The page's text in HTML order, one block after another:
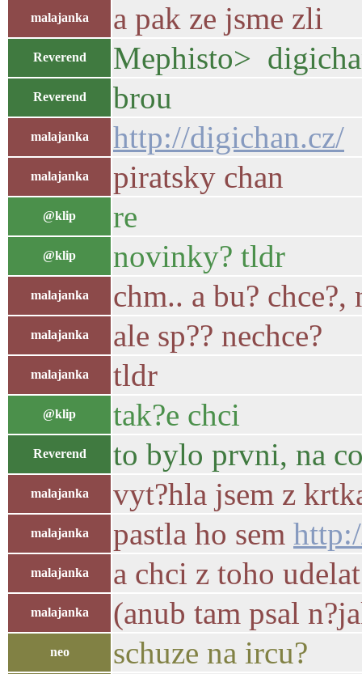
malajanka a pak ze jsme zli
Reverend Mephisto>
Reverend brou
malajanka http://digichan.cz/
malajanka piratsky chan
@klip re
@klip novinky? tldr
malajanka chm.. a bu?
malajanka ale sp?? nechce?
malajanka tldr
@klip tak?e chci
Reverend to bylo prvni, na
malajanka vyt?hla jsem z
malajanka pastla ho sem
malajanka a chci z toho
malajanka (anub tam psal
neo schuze na ircu?